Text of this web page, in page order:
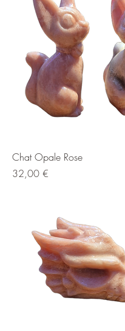
Chat Opale Rose
Prix
32,00 €